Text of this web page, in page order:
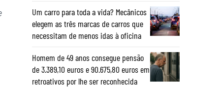
Um carro para toda a vida? Mecânicos
elegem as três marcas de carros que
necessitam de menos idas à oficina
Homem de 49 anos consegue pensão
de 3.389,10 euros e 90.675,80 euros em
retroativos por lhe ser reconhecida